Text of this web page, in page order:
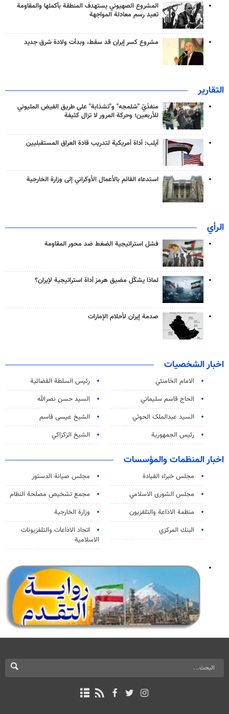
المشروع الصهيوني يستهدف المنطقة بأكملها والمقاومة
تعيد رسم معادلة المواجهة
مشروع كسر إيران قد سقط، وبدأت ولادة شرق جديد
التقارير
منفذَيّ "شلمجه" و"تشذابة" على طريق الفيض المليوني
للأربعين؛ وحركة المرور لا تزال كثيفة
آيلب: أداة أمريكية لتدريب قادة العراق المستقبليين
استدعاء القائم بالأعمال الأوكراني إلى وزارة الخارجية
الرأي
فشل استراتيجية الضغط ضد محور المقاومة
لماذا يشكّل مضيق هرمز أداة استراتيجية لإيران؟
صدمة إيران لأحلام الإمارات
اخبار الشخصيات
الامام الخامنئي
رئیس السلطة القضائیة
الحاج قاسم سليماني
السيد حسن نصرالله
السید عبدالملک الحوثي
الشيخ عيسى قاسم
رئيس الجمهورية
الشيخ الزكزاكي
اخبار المنظمات والمؤسسات
مجلس خبراء القيادة
مجلس صيانة الدستور
مجلس الشورى الاسلامي
مجمع تشخيص مصلحة النظام
منظمة الاذاعة والتلفزیون
وزارة الخارجية
البنك المركزي
اتحاد الاذاعات والتلفزيونات
الاسلامية